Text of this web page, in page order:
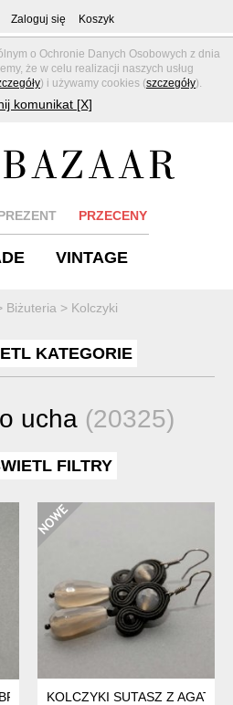
o Ochronie Danych Osobowych z dnia
że w celu realizacji naszych usług
) i używamy cookies (szczegóły).
komunikat [X]
Zaloguj się Koszyk
PRZECENY
VINTAGE
Biżuteria > Kolczyki
KATEGORIE
ucha (20325)
FILTRY
KOLCZYKI SUTASZ Z AGATAMI